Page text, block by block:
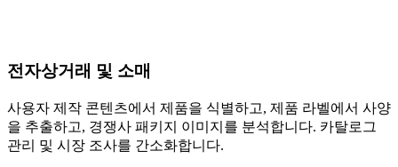
전자상거래 및 소매
사용자 제작 콘텐츠에서 제품을 식별하고, 제품 라벨에서 사양
을 추출하고, 경쟁사 패키지 이미지를 분석합니다. 카탈로그
관리 및 시장 조사를 간소화합니다.